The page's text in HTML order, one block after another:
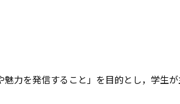
力を発信すること」を目的とし，学生